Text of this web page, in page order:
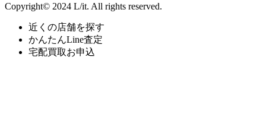
Copyright© 2024 L/it. All rights reserved.
近くの店舗を探す
かんたんLine査定
宅配買取お申込